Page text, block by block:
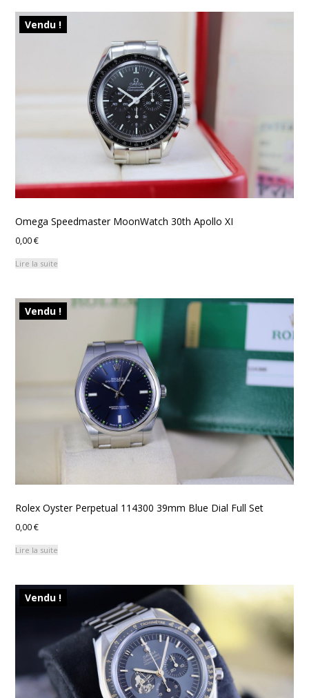
Vendu !
Omega Speedmaster MoonWatch 30th Apollo XI
0,00€
Lire la suite
Vendu !
Rolex Oyster Perpetual 114300 39mm Blue Dial Full Set
0,00€
Lire la suite
Vendu !